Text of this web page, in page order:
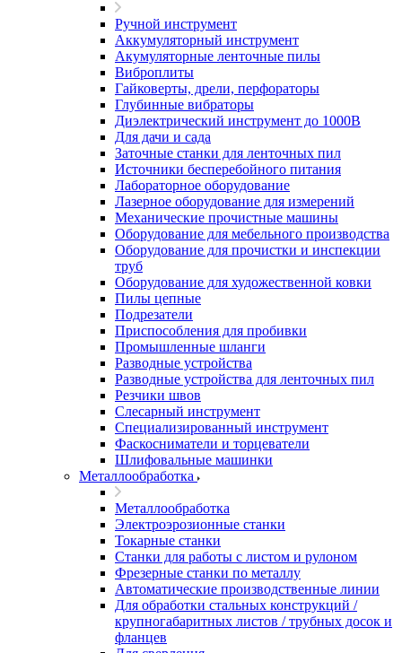
Ручной инструмент
Аккумуляторный инструмент
Акумуляторные ленточные пилы
Виброплиты
Гайковерты, дрели, перфораторы
Глубинные вибраторы
Диэлектрический инструмент до 1000В
Для дачи и сада
Заточные станки для ленточных пил
Источники бесперебойного питания
Лабораторное оборудование
Лазерное оборудование для измерений
Механические прочистные машины
Оборудование для мебельного производства
Оборудование для прочистки и инспекции
труб
Оборудование для художественной ковки
Пилы цепные
Подрезатели
Приспособления для пробивки
Промышленные шланги
Разводные устройства
Разводные устройства для ленточных пил
Резчики швов
Слесарный инструмент
Специализированный инструмент
Фаскосниматели и торцеватели
Шлифовальные машинки
Металлообработка
Металлообработка
Электроэрозионные станки
Токарные станки
Станки для работы с листом и рулоном
Фрезерные станки по металлу
Автоматические производственные линии
Для обработки стальных конструкций /
крупногабаритных листов / трубных досок и
фланцев